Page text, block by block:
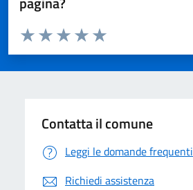
Domanda
Valuta da 1 a 5 stelle la pagina
Valuta 5 stelle su 5
Valuta 4 stelle su 5
Valuta 3 stelle su 5
Valuta 2 stelle su 5
Valuta 1 stelle su 5
Contatta il comune
Leggi le domande frequenti
Richiedi assistenza